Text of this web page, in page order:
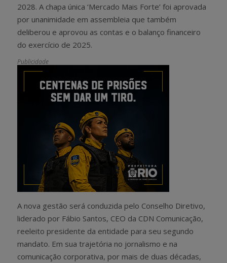
2028. A chapa única ‘Mercado Mais Forte’ foi aprovada
por unanimidade em assembleia que também
deliberou e aprovou as contas e o balanço financeiro
do exercício de 2025.
Publicidade
A nova gestão será conduzida pelo Conselho Diretivo,
liderado por Fábio Santos, CEO da CDN Comunicação,
reeleito presidente da entidade para seu segundo
mandato. Em sua trajetória no jornalismo e na
comunicação corporativa, por mais de duas décadas,